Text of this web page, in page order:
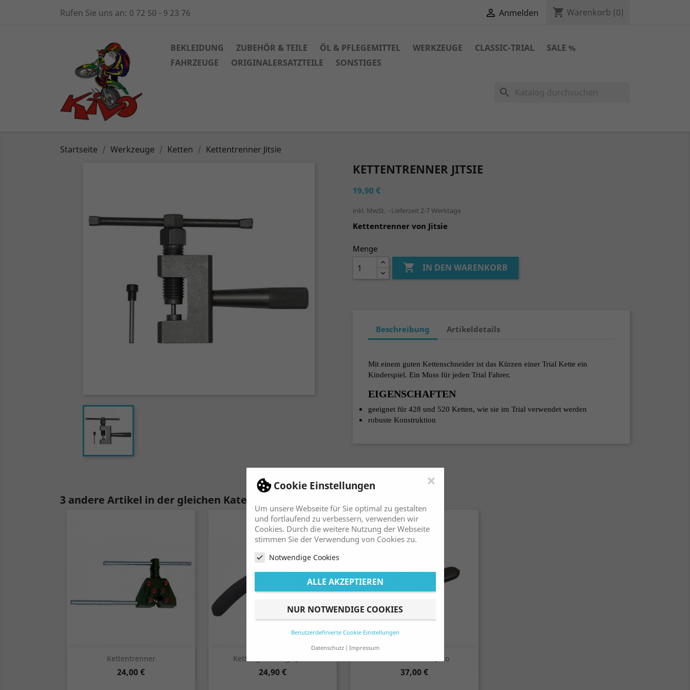
Cookie Einstellungen
Um unsere Webseite für Sie optimal zu gestalten
und fortlaufend zu verbessern, verwenden wir
Cookies. Durch die weitere Nutzung der Webseite
stimmen Sie der Verwendung von Cookies zu.
Notwendige Cookies
ALLE AKZEPTIEREN
NUR NOTWENDIGE COOKIES
Benutzerdefinierte Cookie Einstellungen
Datenschutz
Impressum
×
Rufen Sie uns an: 0 72 50 - 9 23 76  Anmelden shopping_cart Warenkorb (0)
BEKLEIDUNG ZUBEHÖR & TEILE ÖL & PFLEGEMITTEL WERKZEUGE CLASSIC-TRIAL
SALE %
FAHRZEUGE
ORIGINALERSATZTEILE SONSTIGES
search
Startseite Werkzeuge Ketten Kettentrenner Jitsie
KETTENTRENNER JITSIE
19,90 €
inkl. MwSt. Lieferzeit 2-7 Werktage
Kettentrenner von Jitsie
Menge
 IN DEN WARENKORB
Beschreibung Artikeldetails
Mit einem guten Kettenschneider ist das Kürzen einer Trial Kette ein
Kinderspiel. Ein Muss für jeden Trial Fahrer.
EIGENSCHAFTEN
geeignet für 428 und 520 Ketten, wie sie im Trial verwendet werden
robuste Konstruktion
3 andere Artikel in der gleichen Kategorie:
Kettentrenner
Preis
24,00 €
Vorschau Kettengliedzange Jitsie
Preis
24,90 €
Vorschau Kettentrenner Apico
Preis
37,00 €
Vorschau